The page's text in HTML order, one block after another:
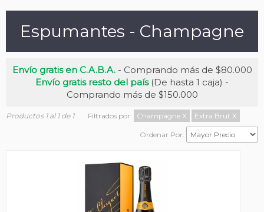
Espumantes - Champagne
Envío gratis en C.A.B.A.- Comprando más de $80.000
Envío gratis resto del país(De hasta 1 caja) -
Comprando más de $150.000
Productos 1 al 1 de 1 Filtrados por: Champagne X Extra Brut X
Ordenar Por: